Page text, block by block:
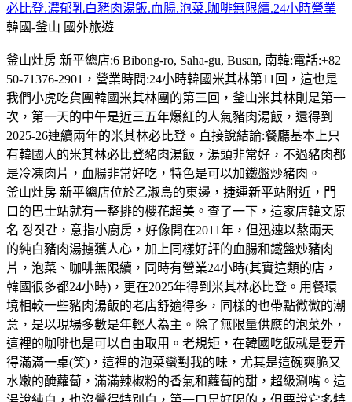
必比登.濃郁乳白豬肉湯飯.血腸.泡菜.咖啡無限續.24小時營業
韓國-釜山 國外旅遊
釜山灶房 新平總店:6 Bibong-ro, Saha-gu, Busan, 南韓:電話:+82
50-71376-2901，營業時間:24小時韓國米其林第11回，這也是
我們小虎吃貨團韓國米其林團的第三回，釜山米其林則是第一
次，第一天的中午是近三五年爆紅的人氣豬肉湯飯，還得到
2025-26連續兩年的米其林必比登。直接說結論:餐廳基本上只
有韓國人的米其林必比登豬肉湯飯，湯頭非常好，不過豬肉都
是冷凍肉片，血腸非常好吃，特色是可以加鐵盤炒豬肉。
釜山灶房 新平總店位於乙淑島的東邊，捷運新平站附近，門
口的巴士站就有一整排的櫻花超美。查了一下，這家店韓文原
名 정짓간，意指小廚房，好像開在2011年，但迅速以熬兩天
的純白豬肉湯擄獲人心，加上同樣好評的血腸和鐵盤炒豬肉
片，泡菜、咖啡無限續，同時有營業24小時(其實這類的店，
韓國很多都24小時)，更在2025年得到米其林必比登。用餐環
境相較一些豬肉湯飯的老店舒適得多，同樣的也帶點微微的潮
意，是以現場多數是年輕人為主。除了無限量供應的泡菜外，
這裡的咖啡也是可以自由取用。老規矩，在韓國吃飯就是要弄
得滿滿一桌(笑)，這裡的泡菜蠻對我的味，尤其是這碗爽脆又
水嫩的醃蘿蔔，滿滿辣椒粉的香氣和蘿蔔的甜，超級涮嘴。這